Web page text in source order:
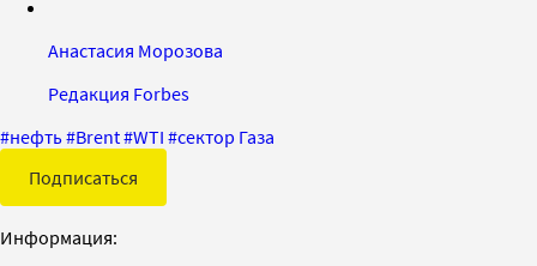
Анастасия Морозова
Редакция Forbes
#нефть#Brent#WTI #сектор Газа
Подписаться
Информация: